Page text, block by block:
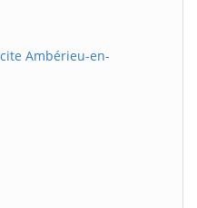
Ambérieu-en-